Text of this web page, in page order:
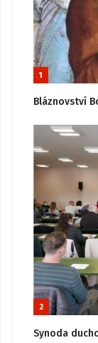
1
Bláznovství
2
Synoda